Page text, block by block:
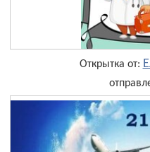
Открытка от: